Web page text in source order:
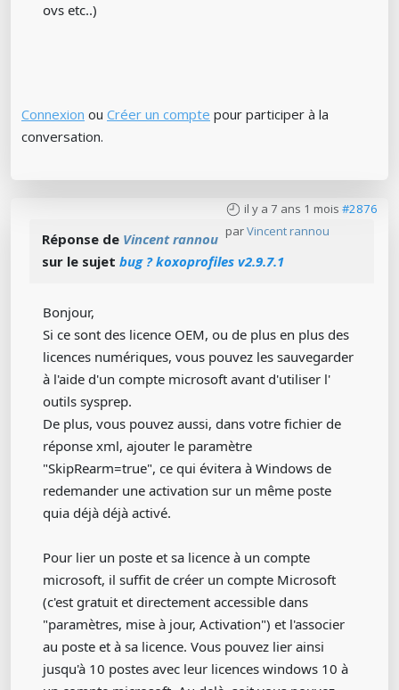
ovs etc..)
Connexion ou Créer un compte pour participer à la
conversation.
il y a 7 ans 1 mois #2876
parVincent rannou
Réponse de Vincent rannou
sur le sujet bug ? koxoprofiles v2.9.7.1
Bonjour,
Si ce sont des licence OEM, ou de plus en plus des
licences numériques, vous pouvez les sauvegarder
à l'aide d'un compte microsoft avant d'utiliser l'
outils sysprep.
De plus, vous pouvez aussi, dans votre fichier de
réponse xml, ajouter le paramètre
"SkipRearm=true", ce qui évitera à Windows de
redemander une activation sur un même poste
quia déjà déjà activé.
Pour lier un poste et sa licence à un compte
microsoft, il suffit de créer un compte Microsoft
(c'est gratuit et directement accessible dans
"paramètres, mise à jour, Activation") et l'associer
au poste et à sa licence. Vous pouvez lier ainsi
jusqu'à 10 postes avec leur licences windows 10 à